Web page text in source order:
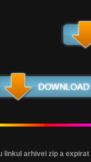
linkul arhivei zip a